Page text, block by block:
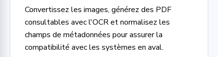
Convertissez les images, générez des PDF
consultables avec l'OCR et normalisez les
champs de métadonnées pour assurer la
compatibilité avec les systèmes en aval.